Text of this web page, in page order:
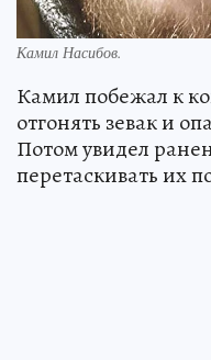
Камил Насибов.
Камил побежал к
отгонять зевак и
Потом увидел
перетаскивать их